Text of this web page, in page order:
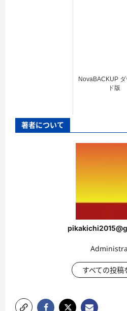
NovaBACKUP
ド版
著者について
すべての投稿